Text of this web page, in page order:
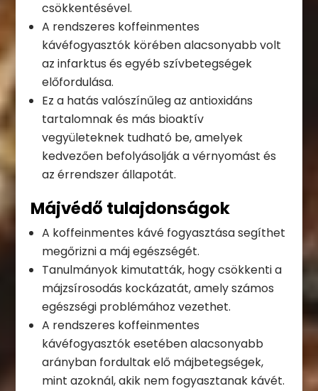
csökkentésével.
A rendszeres koffeinmentes
kávéfogyasztók körében alacsonyabb volt
az infarktus és egyéb szívbetegségek
előfordulása.
Ez a hatás valószínűleg az antioxidáns
tartalomnak és más bioaktív
vegyületeknek tudható be, amelyek
kedvezően befolyásolják a vérnyomást és
az érrendszer állapotát.
Májvédő tulajdonságok
A koffeinmentes kávé fogyasztása segíthet
megőrizni a máj egészségét.
Tanulmányok kimutatták, hogy csökkenti a
májzsírosodás kockázatát, amely számos
egészségi problémához vezethet.
A rendszeres koffeinmentes
kávéfogyasztók esetében alacsonyabb
arányban fordultak elő májbetegségek,
mint azoknál, akik nem fogyasztanak kávét.